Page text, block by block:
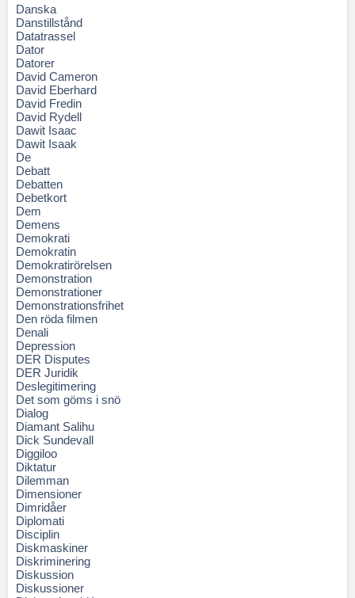
Danska
Danstillstånd
Datatrassel
Dator
Datorer
David Cameron
David Eberhard
David Fredin
David Rydell
Dawit Isaac
Dawit Isaak
De
Debatt
Debatten
Debetkort
Dem
Demens
Demokrati
Demokratin
Demokratirörelsen
Demonstration
Demonstrationer
Demonstrationsfrihet
Den röda filmen
Denali
Depression
DER Disputes
DER Juridik
Deslegitimering
Det som göms i snö
Dialog
Diamant Salihu
Dick Sundevall
Diggiloo
Diktatur
Dilemman
Dimensioner
Dimridåer
Diplomati
Disciplin
Diskmaskiner
Diskriminering
Diskussion
Diskussioner